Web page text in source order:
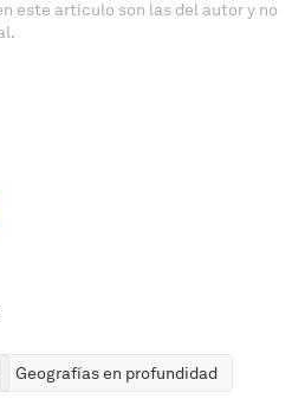
este artículo son las del autor y no
Geografías en profundidad